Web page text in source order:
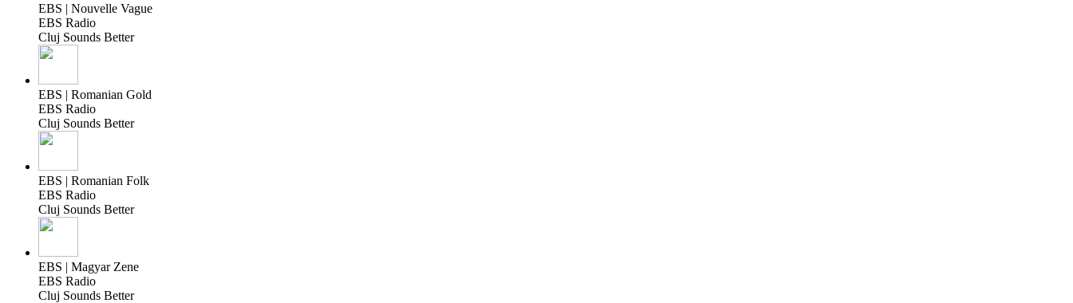
EBS | Nouvelle Vague
EBS Radio
Cluj Sounds Better
EBS | Romanian Gold
EBS Radio
Cluj Sounds Better
EBS | Romanian Folk
EBS Radio
Cluj Sounds Better
EBS | Magyar Zene
EBS Radio
Cluj Sounds Better